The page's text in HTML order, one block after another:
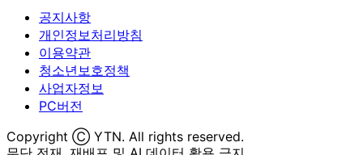
공지사항
개인정보처리방침
이용약관
청소년보호정책
사업자정보
PC버전
Copyright Ⓒ YTN. All rights reserved.